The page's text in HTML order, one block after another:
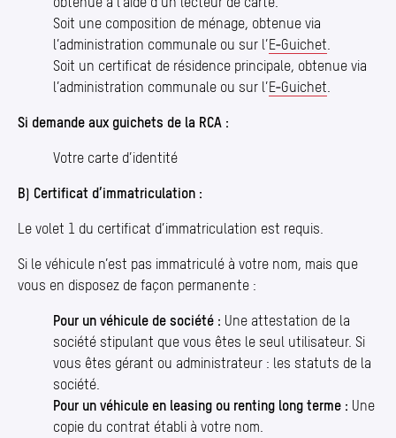
Soit une composition de ménage, obtenue via
l’administration communale ou sur l’E‑Guichet
Soit un certificat de résidence principale, obtenue via
l’administration communale ou sur l’E‑Guichet
Si demande aux guichets de la RCA :
Votre carte d’identité
B) Certificat d’immatriculation :
Le volet 1 du certificat d’immatriculation est requis.
Si le véhicule n’est pas immatriculé à votre nom, mais que
vous en disposez de façon permanente :
Pour un véhicule de société : Une attestation de la
société stipulant que vous êtes le seul utilisateur. Si
vous êtes gérant ou administrateur : les statuts de la
société.
Pour un véhicule en leasing ou renting long terme : Une
copie du contrat établi à votre nom.